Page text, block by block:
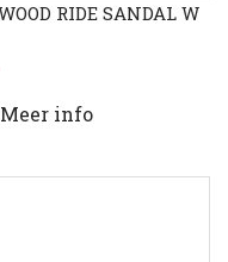
RIDE SANDAL W
info